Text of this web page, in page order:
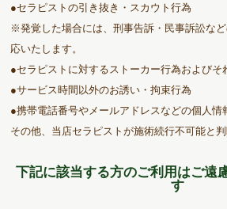
●セラピストの引き抜き・スカウト行為
※発覚した場合には、刑事告訴・民事訴訟な
応いたします。
●セラピストに対するストーカー行為およびそ
●サービス時間以外のお誘い・拘束行為
●携帯電話番号やメールアドレスなどの個人情
その他、当店セラピストが施術続行不可能と
下記に該当する方のご利用はご遠
す